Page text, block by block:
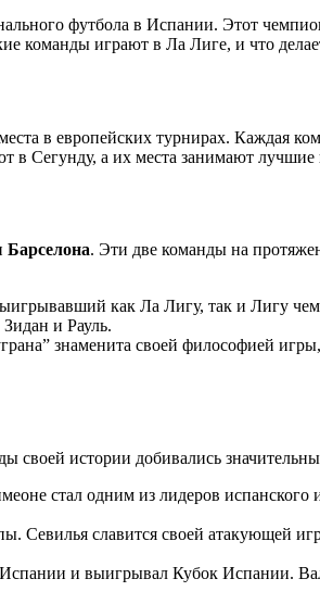
футбола в Испании. Этот
команды играют в Ла Лиге, и что
в европейских турнирах. Каждая
в Сегунду, а их места занимают
Барселона. Эти две команды на
как Ла Лигу, так и Лигу
и Рауль.
знаменита своей философией
истории добивались
стал одним из лидеров испанского
Севилья славится своей атакующей
и выигрывал Кубок Испании.